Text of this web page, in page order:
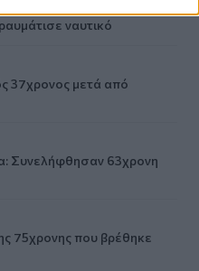
ναυτικό
37χρονος μετά από
Συνελήφθησαν 63χρονη
75χρονης που βρέθηκε